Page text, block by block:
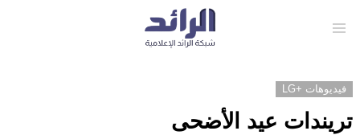
فيديوهات +LG
تريندات عيد الأضحى